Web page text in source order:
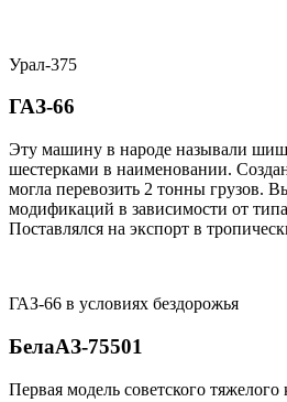
Урал-375
ГАЗ-66
Эту машину в народе называли
шестерками в наименовании.
могла перевозить 2 тонны грузов.
модификаций в зависимости от
Поставлялся на экспорт в
ГАЗ-66 в условиях бездорожья
БелаАЗ-75501
Первая модель советского тяжелого